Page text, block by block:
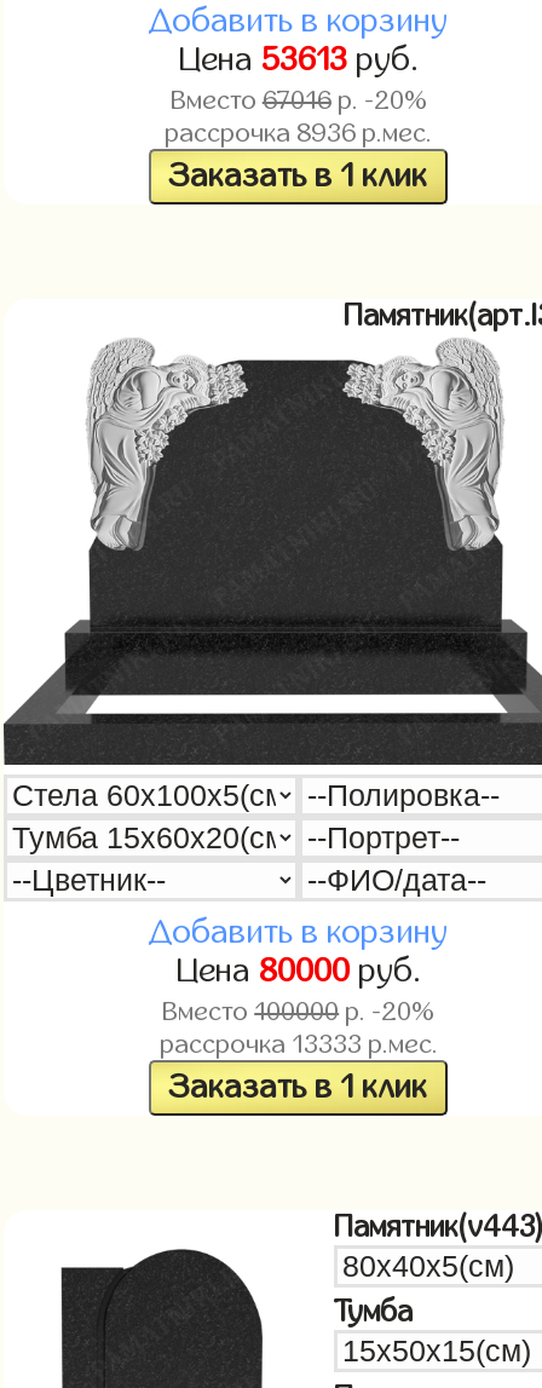
Добавить в корзину
Цена 53613руб.
Вместо67016р. -20%
рассрочка 8936 р.мес.
Заказать в 1 клик
Добавить в корзину
Цена 80000руб.
Вместо100000р. -20%
рассрочка 13333 р.мес.
Заказать в 1 клик
Тумба